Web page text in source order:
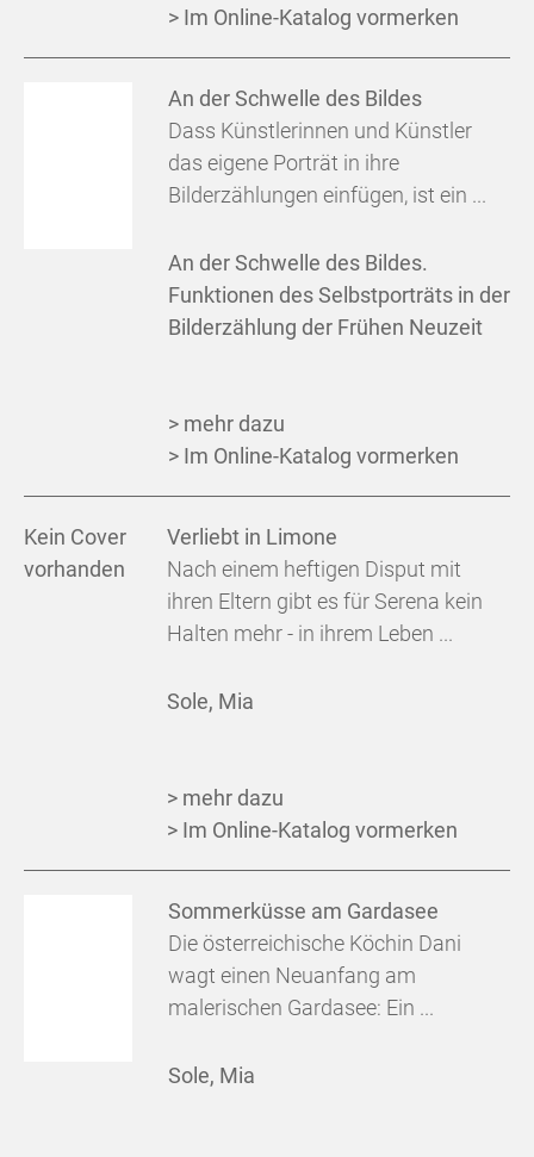
> Im Online-Katalog vormerken
An der Schwelle des Bildes
Dass Künstlerinnen und Künstler
das eigene Porträt in ihre
Bilderzählungen einfügen, ist ein ...
An der Schwelle des Bildes.
Funktionen des Selbstporträts in der
Bilderzählung der Frühen Neuzeit
> mehr dazu
> Im Online-Katalog vormerken
Kein Cover
vorhanden
Verliebt in Limone
Nach einem heftigen Disput mit
ihren Eltern gibt es für Serena kein
Halten mehr - in ihrem Leben ...
Sole, Mia
> mehr dazu
> Im Online-Katalog vormerken
Sommerküsse am Gardasee
Die österreichische Köchin Dani
wagt einen Neuanfang am
malerischen Gardasee: Ein ...
Sole, Mia